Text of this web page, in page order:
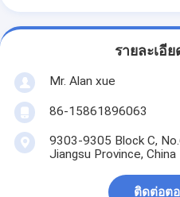
รายละเอี
Mr. Alan xue
86-15861896063
9303-9305 Block C,
Jiangsu Province, China
ติดต่อต